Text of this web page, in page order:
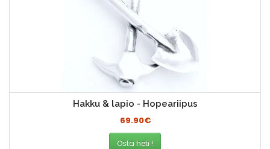
Hakku & lapio - Hopeariipus
69.90€
Osta heti !